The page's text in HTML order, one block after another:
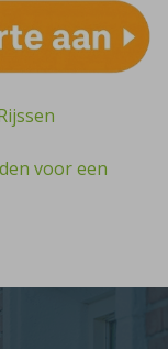
voor een